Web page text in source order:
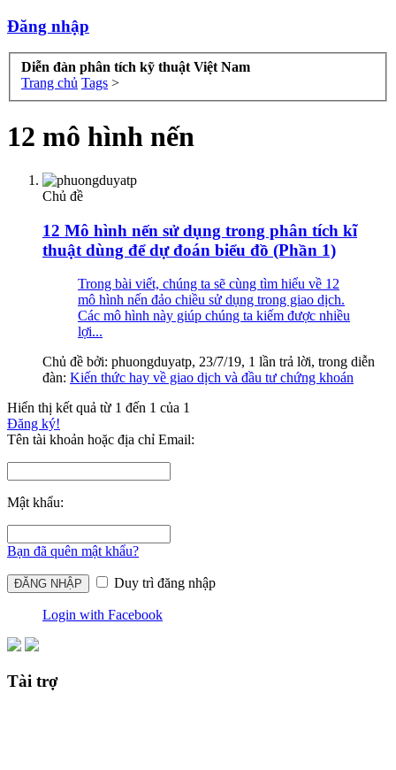
Đăng nhập
Diễn đàn phân tích kỹ thuật Việt Nam
Trang chủ Tags >
12 mô hình nến
Chủ đề
12 Mô hình nến sử dụng trong phân tích kĩ
thuật dùng để dự đoán biểu đồ (Phần 1)
Trong bài viết, chúng ta sẽ cùng tìm hiểu về 12
mô hình nến đảo chiều sử dụng trong giao dịch.
Các mô hình này giúp chúng ta kiếm được nhiều
lợi...
Chủ đề bởi: phuongduyatp, 23/7/19, 1 lần trả lời, trong diễn
đàn: Kiến thức hay về giao dịch và đầu tư chứng khoán
Hiển thị kết quả từ 1 đến 1 của 1
Đăng ký!
Tên tài khoản hoặc địa chỉ Email:
Mật khẩu:
Bạn đã quên mật khẩu?
Duy trì đăng nhập
Login with Facebook
Tài trợ